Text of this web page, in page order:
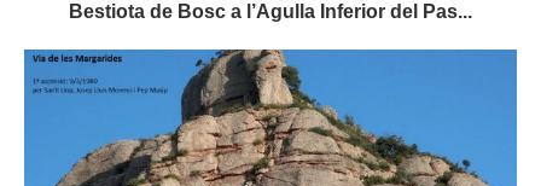
Bestiota de Bosc a l’Agulla Inferior del Pas...